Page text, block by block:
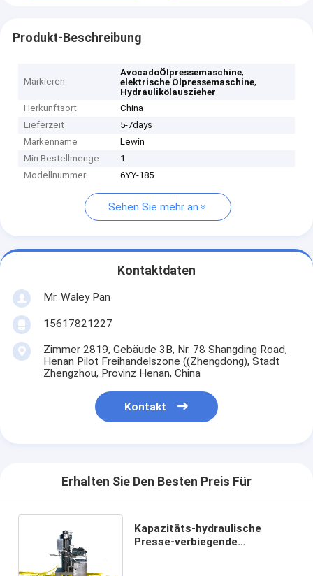
Produkt-Beschreibung
Markieren
AvocadoÖlpressemaschine,
elektrische Ölpressemaschine,
Hydraulikölauszieher
Herkunftsort
China
Lieferzeit
5-7days
Markenname
Lewin
Min Bestellmenge
1
Modellnummer
6YY-185
Sehen Sie mehr an
Kontaktdaten
Mr. Waley Pan
15617821227
Zimmer 2819, Gebäude 3B, Nr. 78 Shangding Road,
Henan Pilot Freihandelszone ((Zhengdong), Stadt
Zhengzhou, Provinz Henan, China
Kontakt
Erhalten Sie Den Besten Preis Für
Kapazitäts-hydraulische
Presse-verbiegende